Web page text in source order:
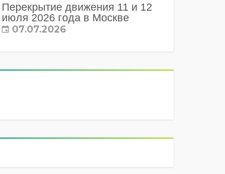
Перекрытие движения 11 и 12
июля 2026 года в Москве
07.07.2026